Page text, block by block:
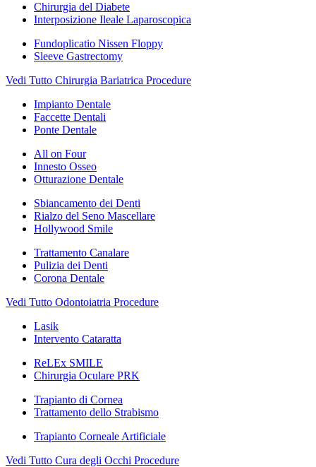
Chirurgia del Diabete
Interposizione Ileale Laparoscopica
Fundoplicatio Nissen Floppy
Sleeve Gastrectomy
Vedi Tutto Chirurgia Bariatrica Procedure
Impianto Dentale
Faccette Dentali
Ponte Dentale
All on Four
Innesto Osseo
Otturazione Dentale
Sbiancamento dei Denti
Rialzo del Seno Mascellare
Hollywood Smile
Trattamento Canalare
Pulizia dei Denti
Corona Dentale
Vedi Tutto Odontoiatria Procedure
Lasik
Intervento Cataratta
ReLEx SMILE
Chirurgia Oculare PRK
Trapianto di Cornea
Trattamento dello Strabismo
Trapianto Corneale Artificiale
Vedi Tutto Cura degli Occhi Procedure